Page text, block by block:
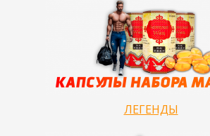
ЛЕГЕНДЫ